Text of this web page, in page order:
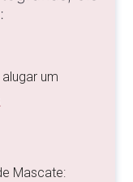
um
Mascate: